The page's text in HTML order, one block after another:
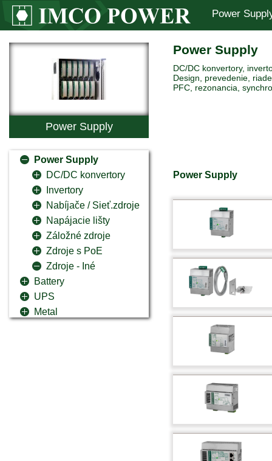
Power
Power Supply
Power Supply
DC/DC konvertory
Invertory
Nabíjače / Sieť.zdroje
Napájacie lišty
Záložné zdroje
Zdroje s PoE
Zdroje - Iné
Battery
UPS
Metal
Power Supply
DC/DC konvertory,
Design, prevedenie,
PFC, rezonancia,
Power Supply